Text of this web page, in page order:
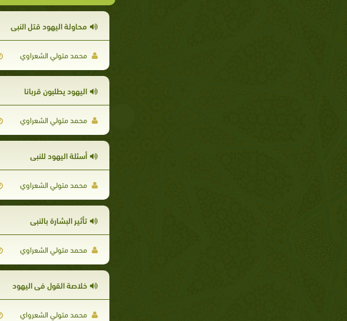
محاولة اليهود قتل النبي
محمد متولي الشعراوي
اليهود يطلبون قربانا
محمد متولي الشعراوي
أسئلة اليهود للنبي
محمد متولي الشعراوي
تأثير البشارة بالنبي
محمد متولي الشعراوي
خلاصة القول فى اليهود
محمد متولي الشعرواي